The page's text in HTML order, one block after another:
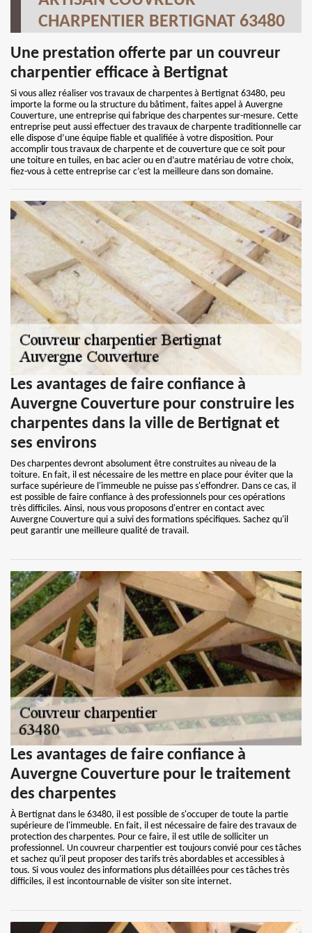
CHARPENTIER BERTIGNAT 63480
Une prestation offerte par un couvreur
charpentier efficace à Bertignat
Si vous allez réaliser vos travaux de charpentes à Bertignat 63480, peu
importe la forme ou la structure du bâtiment, faites appel à Auvergne
Couverture, une entreprise qui fabrique des charpentes sur-mesure. Cette
entreprise peut aussi effectuer des travaux de charpente traditionnelle car
elle dispose d’une équipe fiable et qualifiée à votre disposition. Pour
accomplir tous travaux de charpente et de couverture que ce soit pour
une toiture en tuiles, en bac acier ou en d’autre matériau de votre choix,
fiez-vous à cette entreprise car c’est la meilleure dans son domaine.
Les avantages de faire confiance à
Auvergne Couverture pour construire les
charpentes dans la ville de Bertignat et
ses environs
Des charpentes devront absolument être construites au niveau de la
toiture. En fait, il est nécessaire de les mettre en place pour éviter que la
surface supérieure de l'immeuble ne puisse pas s'effondrer. Dans ce cas, il
est possible de faire confiance à des professionnels pour ces opérations
très difficiles. Ainsi, nous vous proposons d'entrer en contact avec
Auvergne Couverture qui a suivi des formations spécifiques. Sachez qu'il
peut garantir une meilleure qualité de travail.
Les avantages de faire confiance à
Auvergne Couverture pour le traitement
des charpentes
À Bertignat dans le 63480, il est possible de s'occuper de toute la partie
supérieure de l'immeuble. En fait, il est nécessaire de faire des travaux de
protection des charpentes. Pour ce faire, il est utile de solliciter un
professionnel. Un couvreur charpentier est toujours convié pour ces tâches
et sachez qu'il peut proposer des tarifs très abordables et accessibles à
tous. Si vous voulez des informations plus détaillées pour ces tâches très
difficiles, il est incontournable de visiter son site internet.